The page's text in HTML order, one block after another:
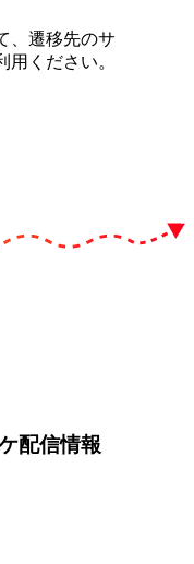
、遷移先のサ
ください。
配信情報